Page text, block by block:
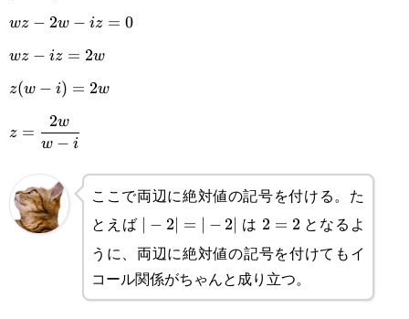
i)=2w\\\displaystyle
wz − 2w − iz = 0
wz − iz = 2w
z(w − i) = 2w
z =
w − i
2w
ここで両辺に絶対値の記号を付ける。た
とえば
|-2|=|-2|
− 2∣ = − 2∣ は 2=2
2 = 2 となるよ
うに、両辺に絶対値の記号を付けてもイ
コール関係がちゃんと成り立つ。